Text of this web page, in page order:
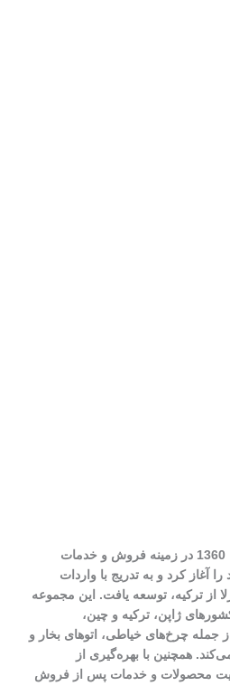
بازرگانی جامه آرایان از سال 1360 در زمینه فروش و خدمات
آغاز کرد و به تدریج با واردات
از ترکیه، توسعه یافت. این مجموعه
ژاپن، ترکیه و چین،
جمله چرخ‌های خیاطی، اتوهای بخار و
همچنین با بهره‌گیری از
محصولات و خدمات پس از فروش